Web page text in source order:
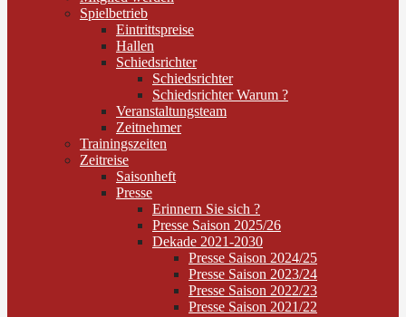
Spielbetrieb
Eintrittspreise
Hallen
Schiedsrichter
Schiedsrichter
Schiedsrichter Warum ?
Veranstaltungsteam
Zeitnehmer
Trainingszeiten
Zeitreise
Saisonheft
Presse
Erinnern Sie sich ?
Presse Saison 2025/26
Dekade 2021-2030
Presse Saison 2024/25
Presse Saison 2023/24
Presse Saison 2022/23
Presse Saison 2021/22